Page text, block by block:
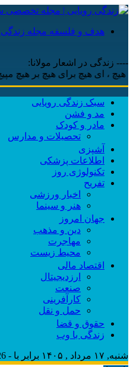
هدف و فلسفه مجله زندگی
---- زندگی در اشعار مولانا:
‌ای هیچ برای هیچ بر هیچ مپیچ
سبک زندگی رویایی
مد و فشن
مادر و کودک
تحصیلات و مدارس
آشپزی
اطلاعات پزشکی
تکنولوژی روز
تفریح
اخبار ورزشی
هنر و سینما
جهان امروز
دین و مذهب
مهاجرت
محیط زیست
اقتصاد مالی
ارزدیجیتال
صنعت
کارآفرینی
حمل و نقل
حقوق و قضا
زندگی با وب
شنبه, ۱۷ مرداد , ۱۴۰۵ برابر با - Saturday, 8 August , 2026